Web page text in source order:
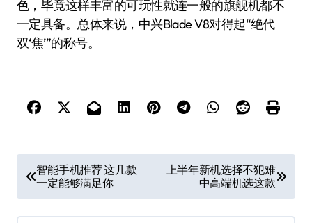
色，毕竟这样丰富的可玩性就连一般的旗舰机都不
一定具备。总体来说，中兴Blade V8对得起“绝代
双‘焦’”的称号。
章
导
智能手机推荐 这几款
一定能够满足你
上半年新机选择不犯难
中高端机选这款